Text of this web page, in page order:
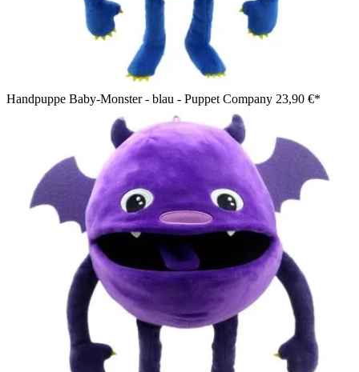
Handpuppe Baby-Monster - blau - Puppet Company 23,90 €*